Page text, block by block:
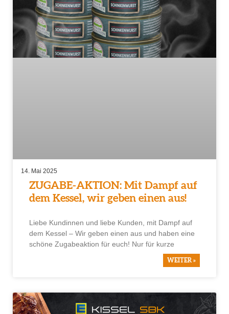
ZUGABE-AKTION: Mit Dampf auf
dem Kessel, wir geben einen aus!
Liebe Kundinnen und liebe Kunden, mit Dampf auf
dem Kessel – Wir geben einen aus und haben eine
schöne Zugabeaktion für euch! Nur für kurze
WEITER »
14. Mai 2025